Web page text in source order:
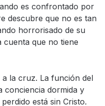
es confrontado por
descubre que no es tan
horrorisado de su
cuenta que no tiene
la cruz. La función del
conciencia dormida y
está sin Cristo.